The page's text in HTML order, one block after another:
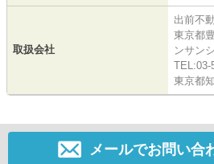
取扱会社
出前不
東京都
ンサン
TEL:03-
東京都
メールでお問い合